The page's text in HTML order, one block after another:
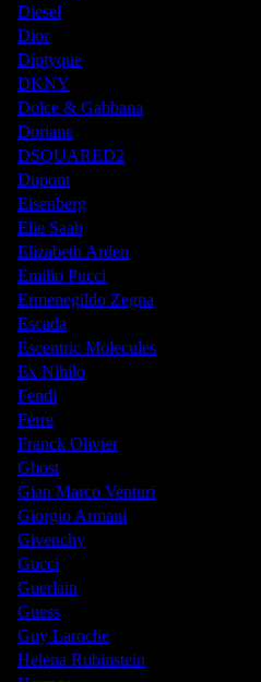
Diesel
Dior
Diptyque
DKNY
Dolce & Gabbana
Doriane
DSQUARED2
Dupont
Eisenberg
Elie Saab
Elizabeth Arden
Emilio Pucci
Ermenegildo Zegna
Escada
Escentric Molecules
Ex Nihilo
Fendi
Ferre
Franck Olivier
Ghost
Gian Marco Venturi
Giorgio Armani
Givenchy
Gucci
Guerlain
Guess
Guy Laroche
Helena Rubinstein